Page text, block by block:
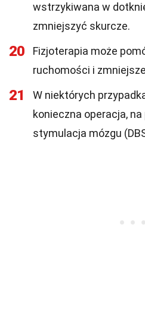
wstrzykiwana w
zmniejszyć skurcze.
20
Fizjoterapia może
ruchomości i
21
W niektórych
konieczna operacja, na
stymulacja mózgu